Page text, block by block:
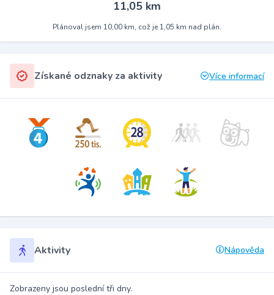
11,05 km
Plánoval jsem 10,00 km, což je 1,05 km nad plán.
Získané odznaky za aktivity Více informací
Aktivity Nápověda
Zobrazeny jsou poslední tři dny.